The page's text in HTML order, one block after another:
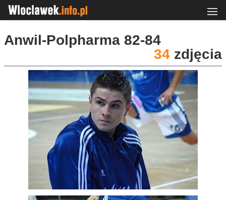
Anwil-Polpharma 82-84
34 zdjęcia